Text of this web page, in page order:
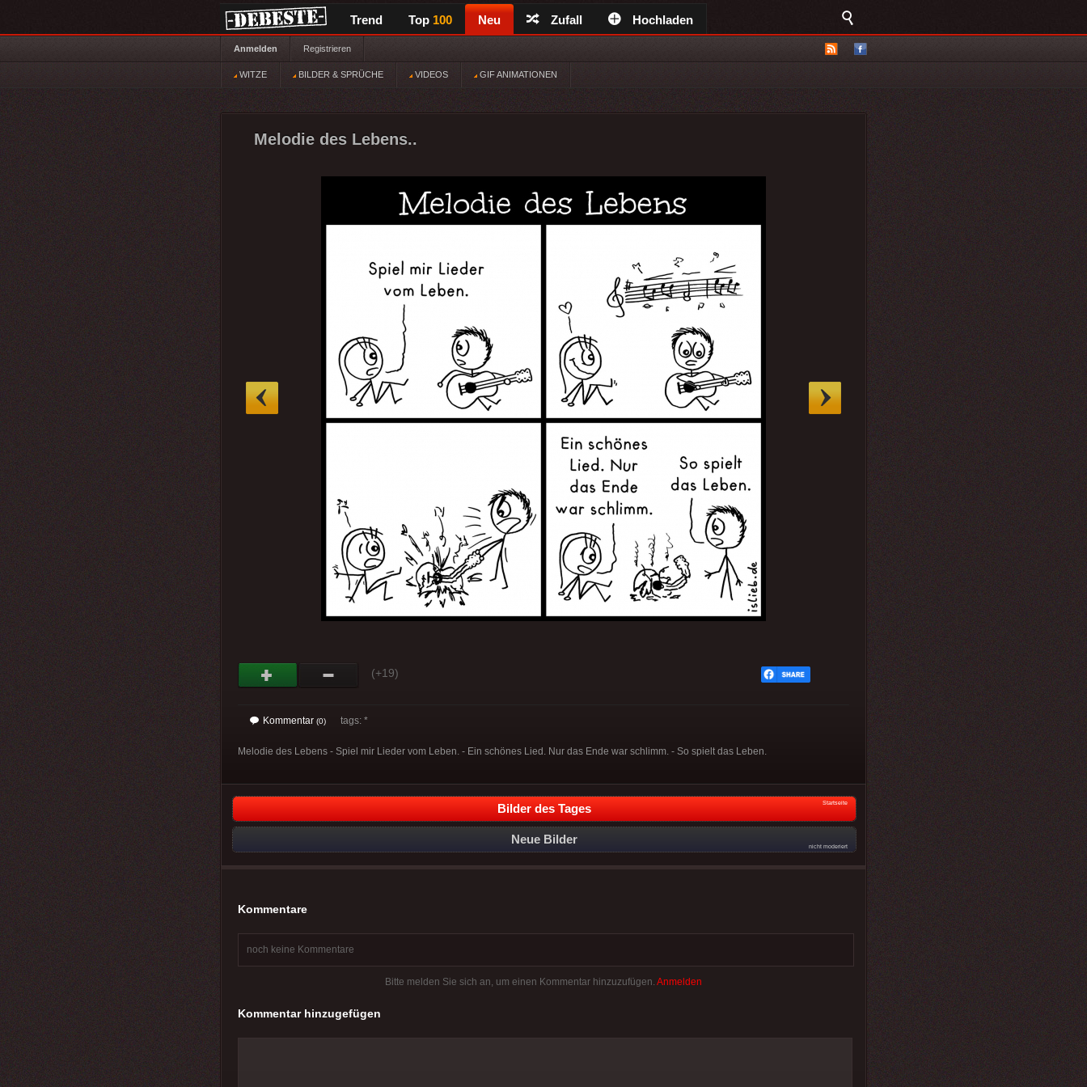
Trend Top 100 Neu Zufall Hochladen
Anmelden Registrieren
WITZE BILDER & SPRÜCHE VIDEOS GIF ANIMATIONEN
Melodie des Lebens..
(+19)
Kommentar (0) tags: *
Melodie des Lebens - Spiel mir Lieder vom Leben. - Ein schönes Lied. Nur das Ende war schlimm. - So spielt das Leben.
Bilder des Tages Startseite
Neue Bilder
nicht moderiert
Kommentare
noch keine Kommentare
Bitte melden Sie sich an, um einen Kommentar hinzuzufügen. Anmelden
Kommentar hinzugefügen